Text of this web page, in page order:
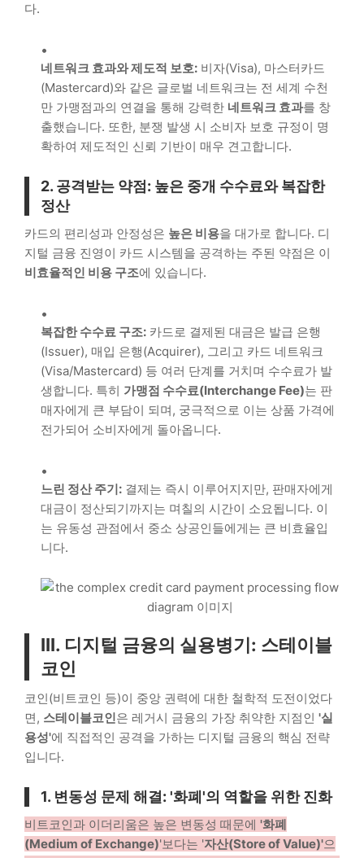
다.
네트워크 효과와 제도적 보호: 비자(Visa), 마스터카드
(Mastercard)와 같은 글로벌 네트워크는 전 세계 수천
만 가맹점과의 연결을 통해 강력한 네트워크 효과를 창
출했습니다. 또한, 분쟁 발생 시 소비자 보호 규정이 명
확하여 제도적인 신뢰 기반이 매우 견고합니다.
2. 공격받는 약점: 높은 중개 수수료와 복잡한
정산
카드의 편리성과 안정성은 높은 비용을 대가로 합니다. 디
지털 금융 진영이 카드 시스템을 공격하는 주된 약점은 이
비효율적인 비용 구조에 있습니다.
복잡한 수수료 구조: 카드로 결제된 대금은 발급 은행
(Issuer), 매입 은행(Acquirer), 그리고 카드 네트워크
(Visa/Mastercard) 등 여러 단계를 거치며 수수료가 발
생합니다. 특히 가맹점 수수료(Interchange Fee)는 판
매자에게 큰 부담이 되며, 궁극적으로 이는 상품 가격에
전가되어 소비자에게 돌아옵니다.
느린 정산 주기: 결제는 즉시 이루어지지만, 판매자에게
대금이 정산되기까지는 며칠의 시간이 소요됩니다. 이
는 유동성 관점에서 중소 상공인들에게는 큰 비효율입
니다.
III. 디지털 금융의 실용병기: 스테이블
코인
코인(비트코인 등)이 중앙 권력에 대한 철학적 도전이었다
면, 스테이블코인은 레거시 금융의 가장 취약한 지점인 '실
용성'에 직접적인 공격을 가하는 디지털 금융의 핵심 전략
입니다.
1. 변동성 문제 해결: '화폐'의 역할을 위한 진화
비트코인과 이더리움은 높은 변동성 때문에 '화폐
(Medium of Exchange)'보다는 '자산(Store of Value)'으